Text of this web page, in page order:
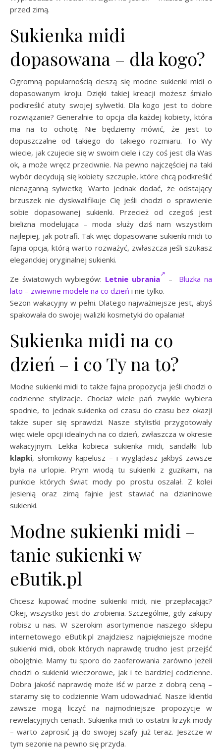
przed zimą.
Sukienka midi
dopasowana – dla kogo?
Ogromną popularnością cieszą się modne sukienki midi o
dopasowanym kroju. Dzięki takiej kreacji możesz śmiało
podkreślić atuty swojej sylwetki. Dla kogo jest to dobre
rozwiązanie? Generalnie to opcja dla każdej kobiety, która
ma na to ochotę. Nie będziemy mówić, że jest to
dopuszczalne od takiego do takiego rozmiaru. To Wy
wiecie, jak czujecie się w swoim ciele i czy coś jest dla Was
ok, a może wręcz przeciwnie. Na pewno najczęściej na taki
wybór decydują się kobiety szczupłe, które chcą podkreślić
nienaganną sylwetkę. Warto jednak dodać, że odstający
brzuszek nie dyskwalifikuje Cię jeśli chodzi o sprawienie
sobie dopasowanej sukienki. Przecież od czegoś jest
bielizna modelująca – moda służy dziś nam wszystkim
najlepiej, jak potrafi. Tak więc dopasowane sukienki midi to
fajna opcja, którą warto rozważyć, zwłaszcza jeśli szukasz
eleganckiej oryginalnej sukienki.
Ze światowych wybiegów: Letnie ubrania – Bluzka na
lato – zwiewne modele na co dzień i nie tylko.
Sezon wakacyjny w pełni. Dlatego najważniejsze jest, abyś
spakowała do swojej walizki kosmetyki do opalania!
Sukienka midi na co
dzień – i co Ty na to?
Modne sukienki midi to także fajna propozycja jeśli chodzi o
codzienne stylizacje. Chociaż wiele pań zwykle wybiera
spodnie, to jednak sukienka od czasu do czasu bez okazji
także super się sprawdzi. Nasze stylistki przygotowały
więc wiele opcji idealnych na co dzień, zwłaszcza w okresie
wakacyjnym. Lekka kobieca sukienka midi, sandałki lub
klapki, słomkowy kapelusz – i wyglądasz jakbyś zawsze
była na urlopie. Prym wiodą tu sukienki z guzikami, na
punkcie których świat mody po prostu oszalał. Z kolei
jesienią oraz zimą fajnie jest stawiać na dzianinowe
sukienki.
Modne sukienki midi –
tanie sukienki w
eButik.pl
Chcesz kupować modne sukienki midi, nie przepłacając?
Okej, wszystko jest do zrobienia. Szczególnie, gdy zakupy
robisz u nas. W szerokim asortymencie naszego sklepu
internetowego eButik.pl znajdziesz najpiękniejsze modne
sukienki midi, obok których naprawdę trudno jest przejść
obojętnie. Mamy tu sporo do zaoferowania zarówno jeżeli
chodzi o sukienki wieczorowe, jak i te bardziej codzienne.
Dobra jakość naprawdę może iść w parze z dobrą ceną –
staramy się to codziennie Wam udowadniać. Nasze klientki
zawsze mogą liczyć na najmodniejsze propozycje w
rewelacyjnych cenach. Sukienka midi to ostatni krzyk mody
– warto zaprosić ją do swojej szafy już teraz. Jeszcze w
tym sezonie na pewno się przyda.